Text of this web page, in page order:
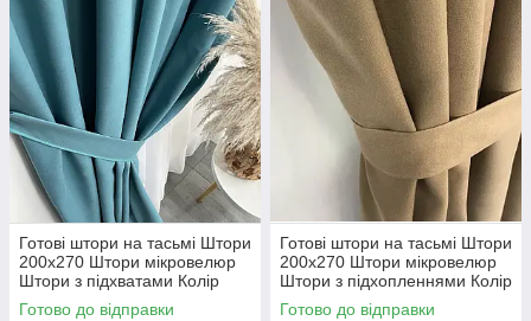
Готові штори на тасьмі Штори
200х270 Штори мікровелюр
Штори з підхватами Колір
бірюзовий
Готово до відправки
Готові штори на тасьмі Штори
200х270 Штори мікровелюр
Штори з підхопленнями Колір
Коричневий
Готово до відправки